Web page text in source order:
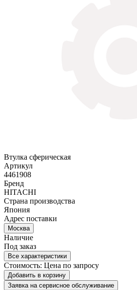
Втулка сферическая
Артикул
4461908
Бренд
HITACHI
Страна производства
Япония
Адрес поставки
Москва
Наличие
Под заказ
Все характеристики
Стоимость: Цена по запросу
Добавить в корзину
Заявка на сервисное обслуживание